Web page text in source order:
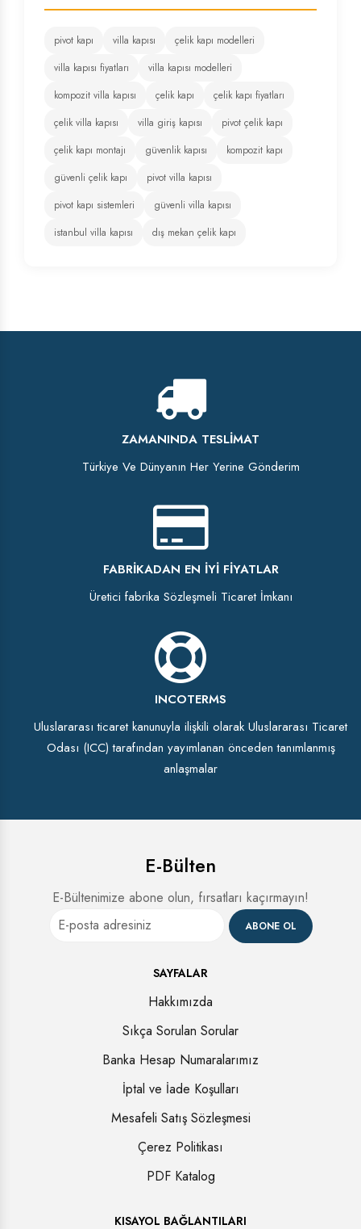
pivot kapı villa kapısı
çelik kapı modelleri
villa kapısı fiyatları
villa kapısı modelleri
kompozit villa kapısı
çelik kapı
çelik kapı fiyatları
çelik villa kapısı
villa giriş kapısı
pivot çelik kapı
çelik kapı montajı
güvenlik kapısı
kompozit kapı
güvenli çelik kapı
pivot villa kapısı
pivot kapı sistemleri
güvenli villa kapısı
istanbul villa kapısı
dış mekan çelik kapı
ZAMANINDA TESLIMAT
Türkiye Ve Dünyanın Her Yerine Gönderim
FABRIKADAN EN İYI FIYATLAR
Üretici fabrika Sözleşmeli Ticaret İmkanı
INCOTERMS
Uluslararası ticaret kanunuyla ilişkili olarak Uluslararası Ticaret
Odası (ICC) tarafından yayımlanan önceden tanımlanmış
anlaşmalar
E-Bülten
E-Bültenimize abone olun, fırsatları kaçırmayın!
ABONE OL
SAYFALAR
Hakkımızda
Sıkça Sorulan Sorular
Banka Hesap Numaralarımız
İptal ve İade Koşulları
Mesafeli Satış Sözleşmesi
Çerez Politikası
PDF Katalog
KISAYOL BAĞLANTILARI